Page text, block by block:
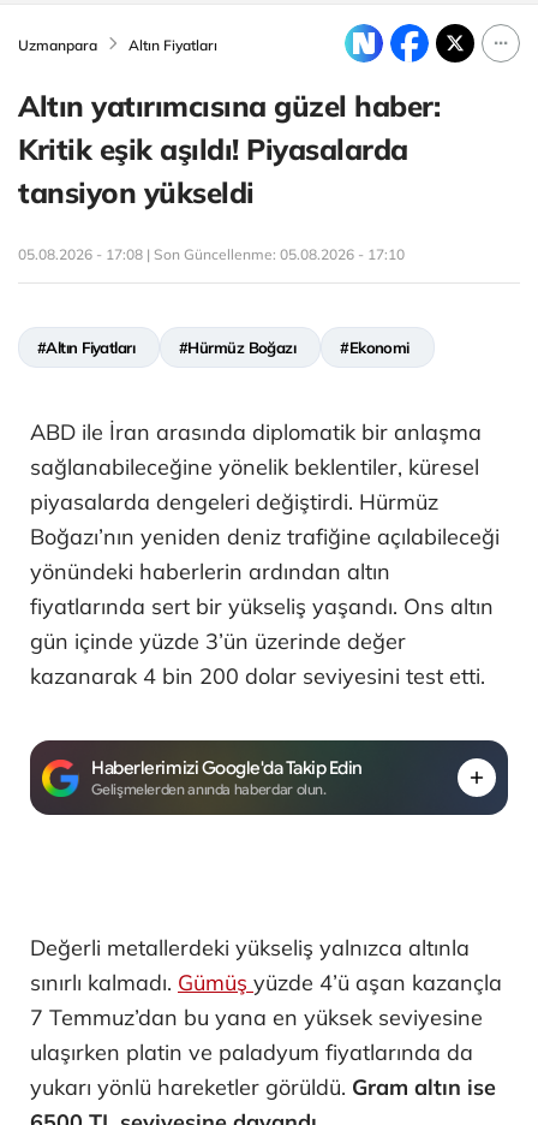
Uzmanpara Altın Fiyatları
Altın yatırımcısına güzel haber:
Kritik eşik aşıldı! Piyasalarda
tansiyon yükseldi
05.08.2026 - 17:08 | Son Güncellenme: 05.08.2026 - 17:10
#Altın Fiyatları #Hürmüz Boğazı #Ekonomi
ABD ile İran arasında diplomatik bir anlaşma
sağlanabileceğine yönelik beklentiler, küresel
piyasalarda dengeleri değiştirdi. Hürmüz
Boğazı’nın yeniden deniz trafiğine açılabileceği
yönündeki haberlerin ardından altın
fiyatlarında sert bir yükseliş yaşandı. Ons altın
gün içinde yüzde 3’ün üzerinde değer
kazanarak 4 bin 200 dolar seviyesini test etti.
Haberlerimizi Google'da Takip Edin
Gelişmelerden anında haberdar olun.
Değerli metallerdeki yükseliş yalnızca altınla
sınırlı kalmadı. Gümüş yüzde 4’ü aşan kazançla
7 Temmuz’dan bu yana en yüksek seviyesine
ulaşırken platin ve paladyum fiyatlarında da
yukarı yönlü hareketler görüldü. Gram altın ise